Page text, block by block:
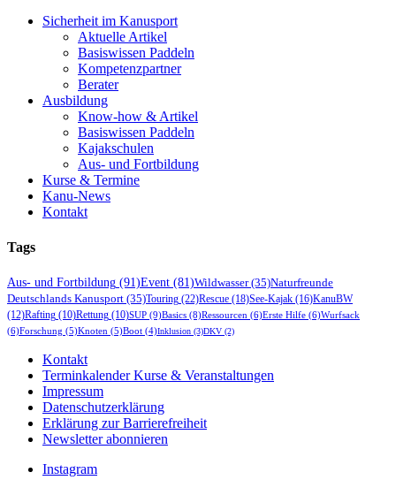
Sicherheit im Kanusport
Aktuelle Artikel
Basiswissen Paddeln
Kompetenzpartner
Berater
Ausbildung
Know-how & Artikel
Basiswissen Paddeln
Kajakschulen
Aus- und Fortbildung
Kurse & Termine
Kanu-News
Kontakt
Tags
Aus- und Fortbildung (91)Event (81)Wildwasser(35)Naturfreunde
Deutschlands Kanusport (35)Touring (22)Rescue (18)See-Kajak (16)KanuBW
(12)Rafting (10)Rettung (10)SUP (9)Basics (8)Ressourcen (6)Erste Hilfe (6)Wurfsack
(6)Forschung (5)Knoten (5)Boot (4)Inklusion (3)DKV (2)
Kontakt
Terminkalender Kurse & Veranstaltungen
Impressum
Datenschutzerklärung
Erklärung zur Barrierefreiheit
Newsletter abonnieren
Instagram